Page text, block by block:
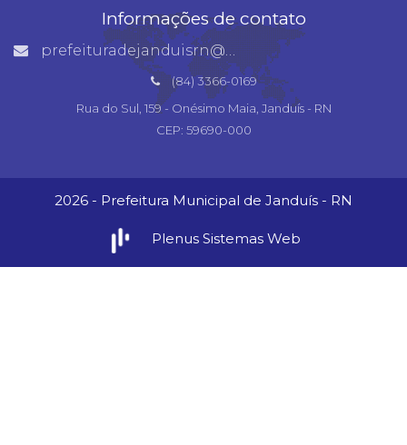
Informações de contato
prefeituradejanduisrn@gmail.com
(84) 3366-0169
Rua do Sul, 159 - Onésimo Maia, Janduís - RN
CEP: 59690-000
2026 - Prefeitura Municipal de Janduís - RN
Plenus Sistemas Web